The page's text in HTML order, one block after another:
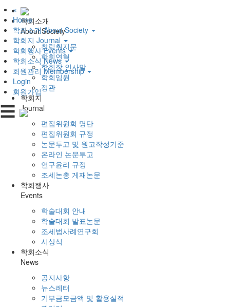
학회소개
About Society
창립취지문
학회연혁
학회장 인사말
학회임원
정관
학회지
Journal
편집위원회 명단
편집위원회 규정
논문투고 및 원고작성기준
온라인 논문투고
연구윤리 규정
조세논총 게재논문
학회행사
Events
학술대회 안내
학술대회 발표논문
조세법사례연구회
시상식
학회소식
News
공지사항
뉴스레터
기부금모금액 및 활용실적
×
Home
학회소개About Society
학회지 Journal
학회행사Events
학회소식News
회원관리Membership
Login
회원가입
☰